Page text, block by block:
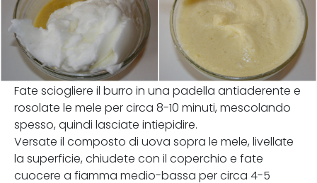
Fate sciogliere il burro in una padella antiaderente e
rosolate le mele per circa 8-10 minuti, mescolando
spesso, quindi lasciate intiepidire.
Versate il composto di uova sopra le mele, livellate
la superficie, chiudete con il coperchio e fate
cuocere a fiamma medio-bassa per circa 4-5